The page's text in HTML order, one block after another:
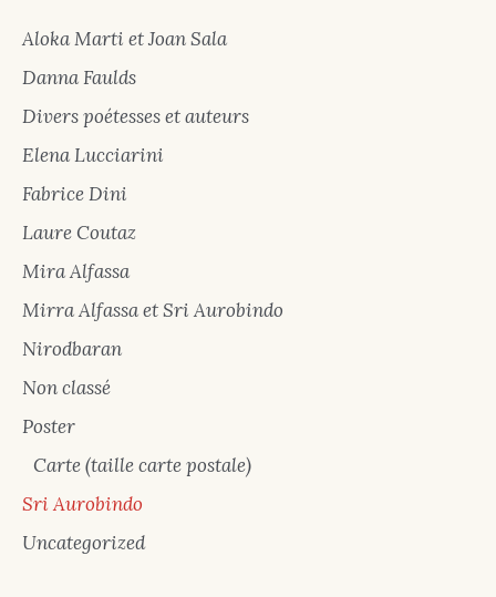
Aloka Marti et Joan Sala
Danna Faulds
Divers poétesses et auteurs
Elena Lucciarini
Fabrice Dini
Laure Coutaz
Mira Alfassa
Mirra Alfassa et Sri Aurobindo
Nirodbaran
Non classé
Poster
Carte (taille carte postale)
Sri Aurobindo
Uncategorized